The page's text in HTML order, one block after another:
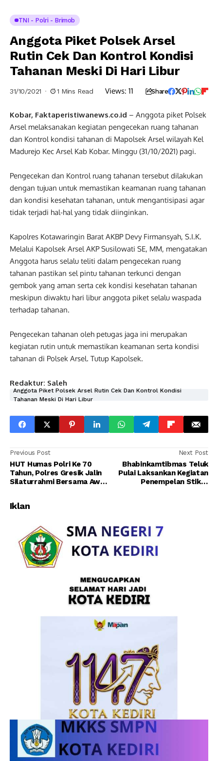
TNI - Polri - Brimob
Anggota Piket Polsek Arsel
Rutin Cek Dan Kontrol Kondisi
Tahanan Meski Di Hari Libur
31/10/2021 1 Mins Read Views: 11 Share
Kobar, Faktaperistiwanews.co.id – Anggota piket Polsek
Arsel melaksanakan kegiatan pengecekan ruang tahanan
dan Kontrol kondisi tahanan di Mapolsek Arsel wilayah Kel
Madurejo Kec Arsel Kab Kobar. Minggu (31/10/2021) pagi.
Pengecekan dan Kontrol ruang tahanan tersebut dilakukan
dengan tujuan untuk memastikan keamanan ruang tahanan
dan kondisi kesehatan tahanan, untuk mengantisipasi agar
tidak terjadi hal-hal yang tidak diinginkan.
Kapolres Kotawaringin Barat AKBP Devy Firmansyah, S.I.K.
Melalui Kapolsek Arsel AKP Susilowati SE, MM, mengatakan
Anggota harus selalu teliti dalam pengecekan ruang
tahanan pastikan sel pintu tahanan terkunci dengan
gembok yang aman serta cek kondisi kesehatan tahanan
meskipun diwaktu hari libur anggota piket selalu waspada
terhadap tahanan.
Pengecekan tahanan oleh petugas jaga ini merupakan
kegiatan rutin untuk memastikan keamanan serta kondisi
tahanan di Polsek Arsel. Tutup Kapolsek.
Redaktur: Saleh
Anggota Piket Polsek Arsel Rutin Cek Dan Kontrol Kondisi
Tahanan Meski Di Hari Libur
Previous Post
HUT Humas Polri Ke 70
Tahun, Polres Gresik Jalin
Silaturrahmi Bersama Awak
Next Post
Bhabinkamtibmas Teluk
Pulai Laksankan Kegiatan
Penempelan Stiker
Iklan